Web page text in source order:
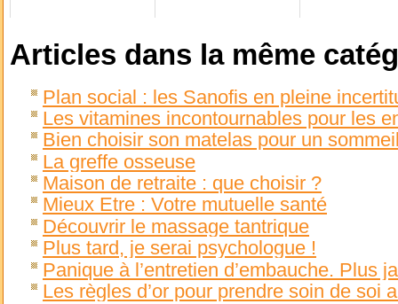
Articles dans la même
Plan social : les Sanofis en pleine
Les vitamines incontournables pour les
Bien choisir son matelas pour un
La greffe osseuse
Maison de retraite : que choisir ?
Mieux Etre : Votre mutuelle santé
Découvrir le massage tantrique
Plus tard, je serai psychologue !
Panique à l’entretien d’embauche. Plus
Les règles d’or pour prendre soin de soi